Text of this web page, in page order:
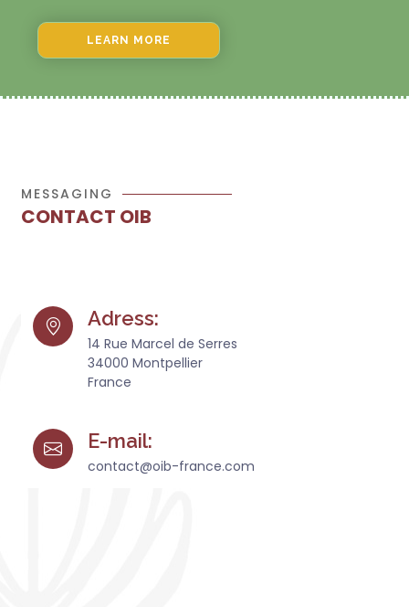
LEARN MORE
MESSAGING
CONTACT OIB
Adress:
14 Rue Marcel de Serres
34000 Montpellier
France
E-mail:
contact@oib-france.com